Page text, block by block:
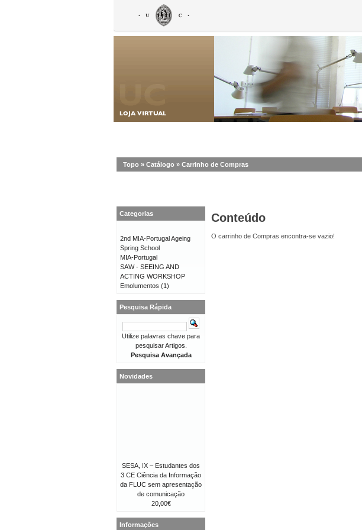
Topo » Catálogo » Carrinho de Compras
Conteúdo
O carrinho de Compras encontra-se vazio!
Categorias
2nd MIA-Portugal Ageing
Spring School
MIA-Portugal
SAW - SEEING AND
ACTING WORKSHOP
Emolumentos (1)
Pesquisa Rápida
Utilize palavras chave para
pesquisar Artigos.
Pesquisa Avançada
Novidades
SESA, IX – Estudantes dos
3 CE Ciência da Informação
da FLUC sem apresentação
de comunicação
20,00€
Informações